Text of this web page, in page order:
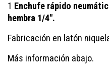
1 Enchufe rápido
hembra 1/4".
Fabricación en latón
Más información abajo.